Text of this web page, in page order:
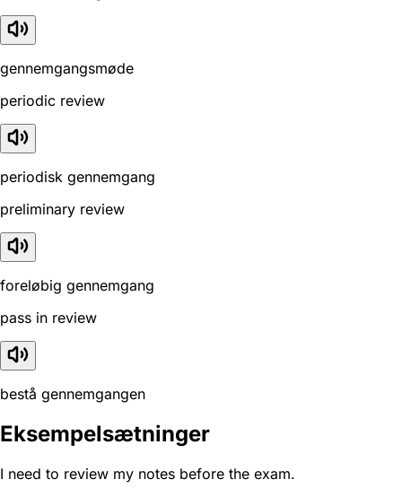
gennemgangsmøde
periodic review
periodisk gennemgang
preliminary review
foreløbig gennemgang
pass in review
bestå gennemgangen
Eksempelsætninger
I need to review my notes before the exam.